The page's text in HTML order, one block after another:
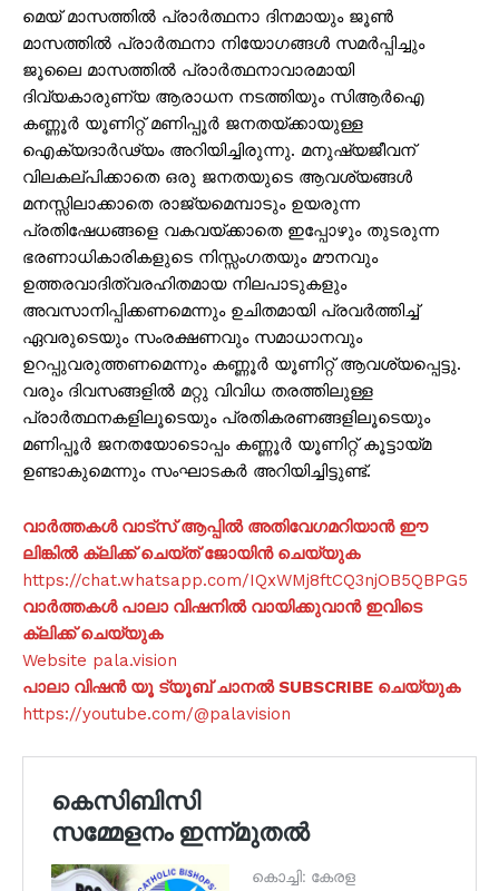
മെയ് മാസത്തിൽ പ്രാർത്ഥനാ ദിനമായും ജൂൺ
മാസത്തിൽ പ്രാർത്ഥനാ നിയോഗങ്ങൾ സമർപ്പിച്ചും
ജൂലൈ മാസത്തിൽ പ്രാർത്ഥനാവാരമായി
ദിവ്യകാരുണ്യ ആരാധന നടത്തിയും സിആർഐ
കണ്ണൂർ യൂണിറ്റ് മണിപ്പൂർ ജനതയ്ക്കായുള്ള
ഐക്യദാർഢ്യം അറിയിച്ചിരുന്നു. മനുഷ്യജീവന്
വിലകല്പിക്കാതെ ഒരു ജനതയുടെ ആവശ്യങ്ങൾ
മനസ്സിലാക്കാതെ രാജ്യമെമ്പാടും ഉയരുന്ന
പ്രതിഷേധങ്ങളെ വകവയ്ക്കാതെ ഇപ്പോഴും തുടരുന്ന
ഭരണാധികാരികളുടെ നിസ്സംഗതയും മൗനവും
ഉത്തരവാദിത്വരഹിതമായ നിലപാടുകളും
അവസാനിപ്പിക്കണമെന്നും ഉചിതമായി പ്രവർത്തിച്ച്
ഏവരുടെയും സംരക്ഷണവും സമാധാനവും
ഉറപ്പുവരുത്തണമെന്നും കണ്ണൂർ യൂണിറ്റ് ആവശ്യപ്പെട്ടു.
വരും ദിവസങ്ങളിൽ മറ്റു വിവിധ തരത്തിലുള്ള
പ്രാർത്ഥനകളിലൂടെയും പ്രതികരണങ്ങളിലൂടെയും
മണിപ്പൂർ ജനതയോടൊപ്പം കണ്ണൂർ യൂണിറ്റ് കൂട്ടായ്മ
ഉണ്ടാകുമെന്നും സംഘാടകര്‍ അറിയിച്ചിട്ടുണ്ട്.
വാർത്തകൾ വാട്സ് ആപ്പിൽ അതിവേഗമറിയാൻ ഈ
ലിങ്കിൽ ക്ലിക്ക് ചെയ്ത് ജോയിൻ ചെയ്യുക
https://chat.whatsapp.com/IQxWMj8ftCQ3njOB5QBPG5
വാർത്തകൾ പാലാ വിഷനിൽ വായിക്കുവാൻ ഇവിടെ
ക്ലിക്ക് ചെയ്യുക
Website pala.vision
പാലാ വിഷൻ യൂ ട്യൂബ് ചാനൽ SUBSCRIBE ചെയ്യുക
https://youtube.com/@palavision